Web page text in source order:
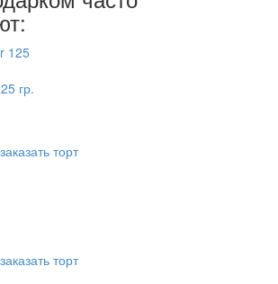
гр.
заказать торт
заказать торт